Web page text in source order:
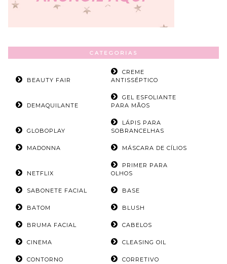
CATEGORIAS
BEAUTY FAIR
CREME
ANTISSÉPTICO
DEMAQUILANTE
GEL ESFOLIANTE
PARA MÃOS
GLOBOPLAY
LÁPIS PARA
SOBRANCELHAS
MADONNA MÁSCARA DE CÍLIOS
NETFLIX
PRIMER PARA
OLHOS
SABONETE FACIAL BASE
BATOM BLUSH
BRUMA FACIAL CABELOS
CINEMA CLEASING OIL
CONTORNO CORRETIVO